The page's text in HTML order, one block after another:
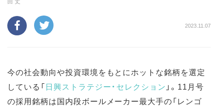
2023.11.07
今の社会動向や投資環境をもとにホットな銘柄を選定
している「日興ストラテジー・セレクション 」。11月号
の採用銘柄は国内段ボールメーカー最大手の「レンゴ